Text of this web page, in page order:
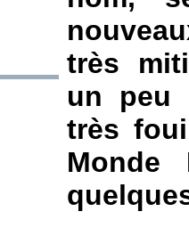
très
un peu
très
Monde